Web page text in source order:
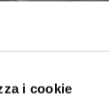
i cookie